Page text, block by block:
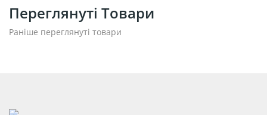
Переглянуті Товари
Раніше переглянуті товари